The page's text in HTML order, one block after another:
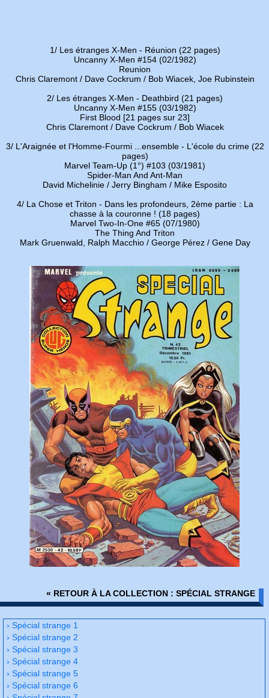
1/ Les étranges X-Men - Réunion (22 pages)
Uncanny X-Men #154 (02/1982)
Reunion
Chris Claremont / Dave Cockrum / Bob Wiacek, Joe Rubinstein
2/ Les étranges X-Men - Deathbird (21 pages)
Uncanny X-Men #155 (03/1982)
First Blood [21 pages sur 23]
Chris Claremont / Dave Cockrum / Bob Wiacek
3/ L'Araignée et l'Homme-Fourmi ...ensemble - L'école du crime (22
pages)
Marvel Team-Up (1°) #103 (03/1981)
Spider-Man And Ant-Man
David Michelinie / Jerry Bingham / Mike Esposito
4/ La Chose et Triton - Dans les profondeurs, 2ème partie : La
chasse à la couronne ! (18 pages)
Marvel Two-In-One #65 (07/1980)
The Thing And Triton
Mark Gruenwald, Ralph Macchio / George Pérez / Gene Day
« RETOUR À LA COLLECTION : SPÉCIAL STRANGE
› Spécial strange 1
› Spécial strange 2
› Spécial strange 3
› Spécial strange 4
› Spécial strange 5
› Spécial strange 6